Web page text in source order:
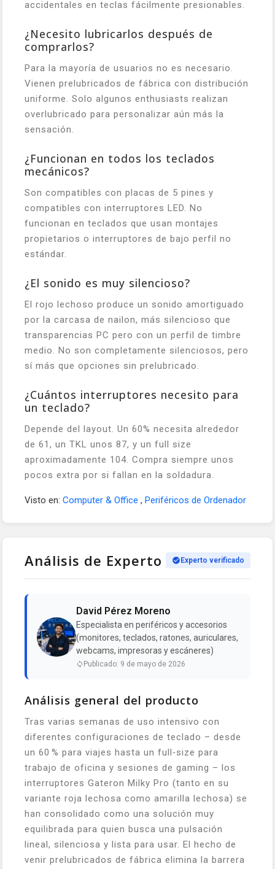
accidentales en teclas fácilmente presionables.
¿Necesito lubricarlos después de
comprarlos?
Para la mayoría de usuarios no es necesario.
Vienen prelubricados de fábrica con distribución
uniforme. Solo algunos enthusiasts realizan
overlubricado para personalizar aún más la
sensación.
¿Funcionan en todos los teclados
mecánicos?
Son compatibles con placas de 5 pines y
compatibles con interruptores LED. No
funcionan en teclados que usan montajes
propietarios o interruptores de bajo perfil no
estándar.
¿El sonido es muy silencioso?
El rojo lechoso produce un sonido amortiguado
por la carcasa de nailon, más silencioso que
transparencias PC pero con un perfil de timbre
medio. No son completamente silenciosos, pero
sí más que opciones sin prelubricado.
¿Cuántos interruptores necesito para
un teclado?
Depende del layout. Un 60% necesita alrededor
de 61, un TKL unos 87, y un full size
aproximadamente 104. Compra siempre unos
pocos extra por si fallan en la soldadura.
Visto en: Computer & Office , Periféricos de Ordenador
Análisis de Experto Experto verificado
David Pérez Moreno
Especialista en periféricos y accesorios
(monitores, teclados, ratones, auriculares,
webcams, impresoras y escáneres)
Publicado: 9 de mayo de 2026
Análisis general del producto
Tras varias semanas de uso intensivo con
diferentes configuraciones de teclado – desde
un 60 % para viajes hasta un full‑size para
trabajo de oficina y sesiones de gaming – los
interruptores Gateron Milky Pro (tanto en su
variante roja lechosa como amarilla lechosa) se
han consolidado como una solución muy
equilibrada para quien busca una pulsación
lineal, silenciosa y lista para usar. El hecho de
venir prelubricados de fábrica elimina la barrera